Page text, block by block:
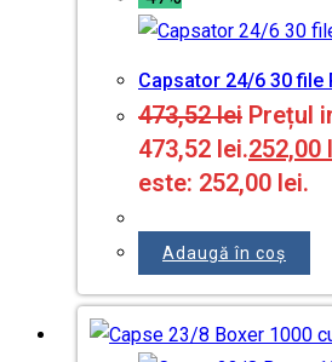
Capsator 24/6 30 file
473,52lei Prețul
473,52 lei.252,00
este: 252,00 lei.
Adaugă în coș